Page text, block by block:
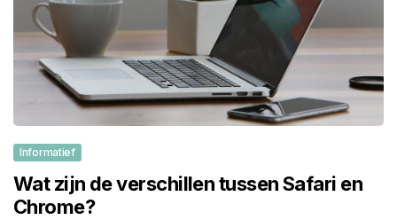
Informatief
Wat zijn de verschillen tussen Safari en
Chrome?